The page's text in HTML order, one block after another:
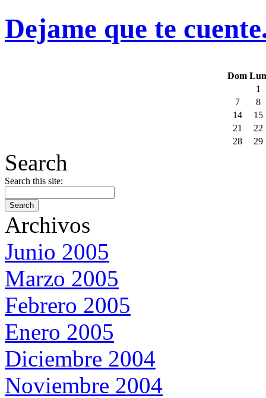
Dejame que te
Dom Lun
1
7
8
14
15
21
22
28
29
Search
Search this site:
Archivos
Junio 2005
Marzo 2005
Febrero 2005
Enero 2005
Diciembre 2004
Noviembre 2004